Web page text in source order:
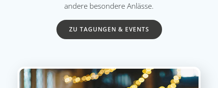
andere besondere Anlässe.
ZU TAGUNGEN & EVENTS